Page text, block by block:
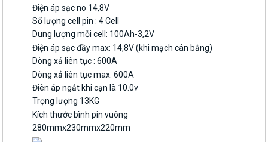
Điện áp sạc no 14,8V
Số lượng cell pin : 4 Cell
Dung lượng mỗi cell: 100Ah-3,2V
Điện áp sạc đầy max: 14,8V (khi mạch cân bằng)
Dòng xả liên tục : 600A
Dòng xả liên tục max: 600A
Điên áp ngắt khi cạn là 10.0v
Trọng lượng 13KG
Kích thước bình pin vuông
280mmx230mmx220mm